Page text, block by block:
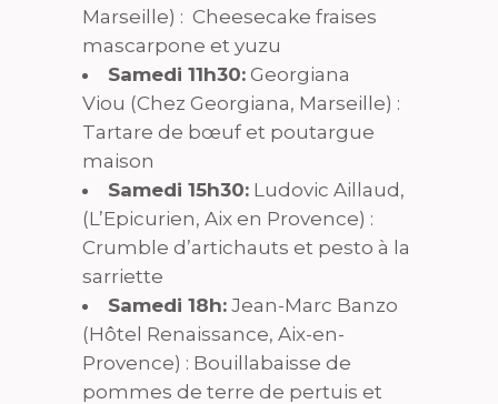
Marseille) : Cheesecake fraises
mascarpone et yuzu
Samedi 11h30: Georgiana
Viou (Chez Georgiana, Marseille) :
Tartare de bœuf et poutargue
maison
Samedi 15h30: Ludovic Aillaud,
(L’Epicurien, Aix en Provence) :
Crumble d’artichauts et pesto à la
sarriette
Samedi 18h: Jean-Marc Banzo
(Hôtel Renaissance, Aix-en-
Provence) : Bouillabaisse de
pommes de terre de pertuis et